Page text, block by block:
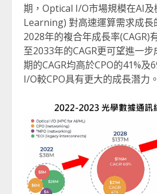
期，Optical I/O市場規模在AI
Learning) 對高速運算需求成長
2028年的複合年成長率(CAGR)
至2033年的CAGR更可望進一
期的CAGR均高於CPO的41%及
I/O較CPO具有更大的成長潛力。